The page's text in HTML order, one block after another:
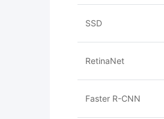
SSD
RetinaNet
Faster R-CNN